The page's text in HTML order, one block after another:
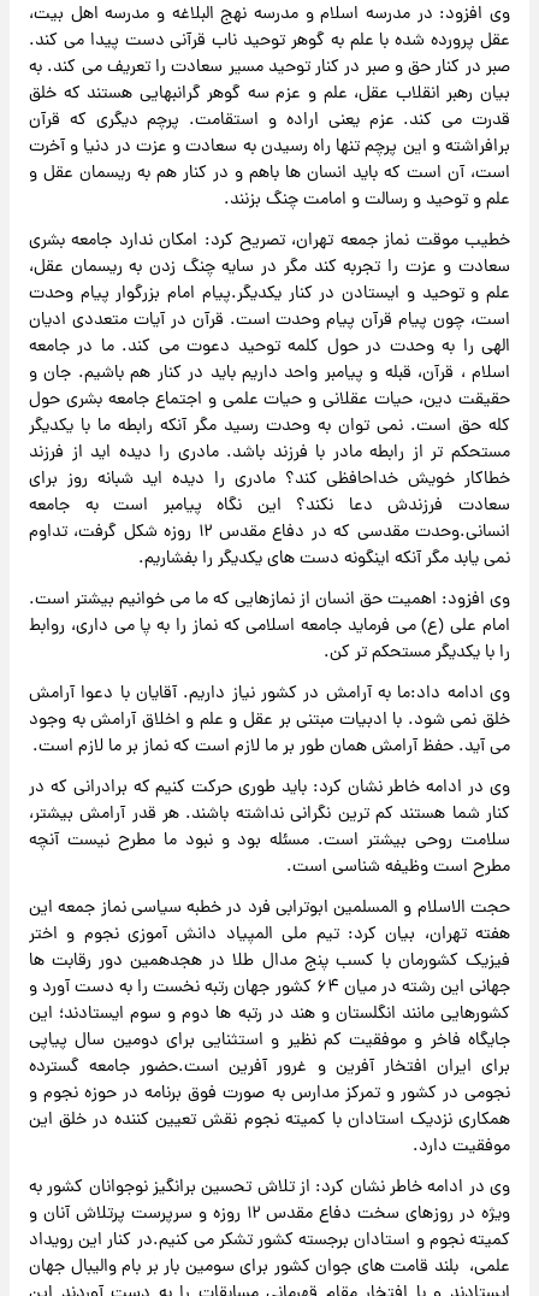
وی افزود: در مدرسه اسلام و مدرسه نهج البلاغه و مدرسه اهل بیت،
عقل پرورده شده با علم به گوهر توحید ناب قرآنی دست پیدا می کند.
صبر در کنار حق و صبر در کنار توحید مسیر سعادت را تعریف می کند. به
بیان رهبر انقلاب عقل، علم و عزم سه گوهر گرانبهایی هستند که خلق
قدرت می کند. عزم یعنی اراده و استقامت. پرچم دیگری که قرآن
برافراشته و این پرچم تنها راه رسیدن به سعادت و عزت در دنیا و آخرت
است، آن است که باید انسان ها باهم و در کنار هم به ریسمان عقل و
علم و توحید و رسالت و امامت چنگ بزنند.
خطیب موقت نماز جمعه تهران، تصریح کرد: امکان ندارد جامعه بشری
سعادت و عزت را تجربه کند مگر در سایه چنگ زدن به ریسمان عقل،
علم و توحید و ایستادن در کنار یکدیگر.پیام امام بزرگوار پیام وحدت
است، چون پیام قرآن پیام وحدت است. قرآن در آیات متعددی ادیان
الهی را به وحدت در حول کلمه توحید دعوت می کند. ما در جامعه
اسلام ، قرآن، قبله و پیامبر واحد داریم باید در کنار هم باشیم. جان و
حقیقت دین، حیات عقلانی و حیات علمی و اجتماع جامعه بشری حول
کله حق است. نمی توان به وحدت رسید مگر آنکه رابطه ما با یکدیگر
مستحکم تر از رابطه مادر با فرزند باشد. مادری را دیده اید از فرزند
خطاکار خویش خداحافظی کند؟ مادری را دیده اید شبانه روز برای
سعادت فرزندش دعا نکند؟ این نگاه پیامبر است به جامعه
انسانی.وحدت مقدسی که در دفاع مقدس ۱۲ روزه شکل گرفت، تداوم
نمی یابد مگر آنکه اینگونه دست های یکدیگر را بفشاریم.
وی افزود: اهمیت حق انسان از نمازهایی که ما می خوانیم بیشتر است.
امام علی (ع) می فرماید جامعه اسلامی که نماز را به پا می داری، روابط
را با یکدیگر مستحکم تر کن.
وی ادامه داد:ما به آرامش در کشور نیاز داریم. آقایان با دعوا آرامش
خلق نمی شود. با ادبیات مبتنی بر عقل و علم و اخلاق آرامش به وجود
می آید. حفظ آرامش همان طور بر ما لازم است که نماز بر ما لازم است.
وی در ادامه خاطر نشان کرد: باید طوری حرکت کنیم که برادرانی که در
کنار شما هستند کم ترین نگرانی نداشته باشند. هر قدر آرامش بیشتر،
سلامت روحی بیشتر است. مسئله بود و نبود ما مطرح نیست آنچه
مطرح است وظیفه شناسی است.
حجت الاسلام و المسلمین ابوترابی فرد در خطبه سیاسی نماز جمعه این
هفته تهران، بیان کرد: تیم ملی المپیاد دانش آموزی نجوم و اختر
فیزیک کشورمان با کسب پنج مدال طلا در هجدهمین دور رقابت ها
جهانی این رشته در میان ۶۴ کشور جهان رتبه نخست را به دست آورد و
کشورهایی مانند انگلستان و هند در رتبه ها دوم و سوم ایستادند؛ این
جایگاه فاخر و موفقیت کم نظیر و استثنایی برای دومین سال پیاپی
برای ایران افتخار آفرین و غرور آفرین است.حضور جامعه گسترده
نجومی در کشور و تمرکز مدارس به صورت فوق برنامه در حوزه نجوم و
همکاری نزدیک استادان با کمیته نجوم نقش تعیین کننده در خلق این
موفقیت دارد.
وی در ادامه خاطر نشان کرد: از تلاش تحسین برانگیز نوجوانان کشور به
ویژه در روزهای سخت دفاع مقدس ۱۲ روزه و سرپرست پرتلاش آنان و
کمیته نجوم و استادان برجسته کشور تشکر می کنیم.در کنار این رویداد
علمی، بلند قامت های جوان کشور برای سومین بار بر بام والیبال جهان